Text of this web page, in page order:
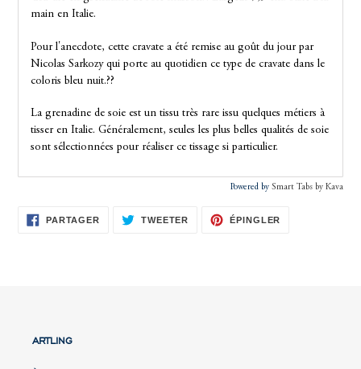
main en Italie.
Pour l'anecdote, cette cravate a été remise au goût du jour par
Nicolas Sarkozy qui porte au quotidien ce type de cravate dans le
coloris bleu nuit.??
La grenadine de soie est un tissu très rare issu quelques métiers à
tisser en Italie. Généralement, seules les plus belles qualités de soie
sont sélectionnées pour réaliser ce tissage si particulier.
Powered by Smart Tabs by Kava
PARTAGER PARTAGERTWEETER TWEETERÉPINGLER
ARTLING